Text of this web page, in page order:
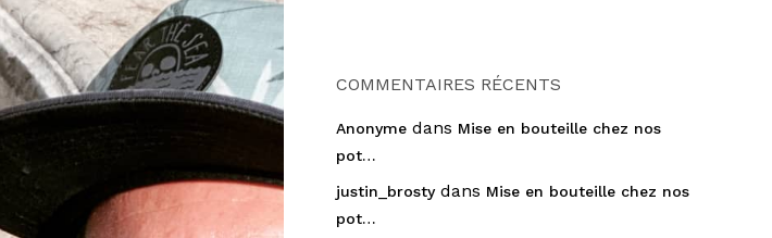
COMMENTAIRES RÉCENTS
Anonymedans Mise en bouteille chez nos
pot…
justin_brostydans Mise en bouteille chez nos
pot…